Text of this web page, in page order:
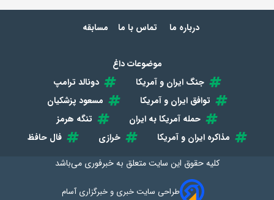
درباره ما تماس با ما مسابقه
موضوعات داغ
جنگ ایران و آمریکا
دونالد ترامپ
توافق ایران و آمریکا
مسعود پزشکیان
حمله آمریکا به ایران
تنگه هرمز
مذاکره ایران و آمریکا
خرازی
فال حافظ
کلیه حقوق این سایت متعلق بهخبرفوری می‌باشد
طراحی سایت خبری و خبرگزاری آسام